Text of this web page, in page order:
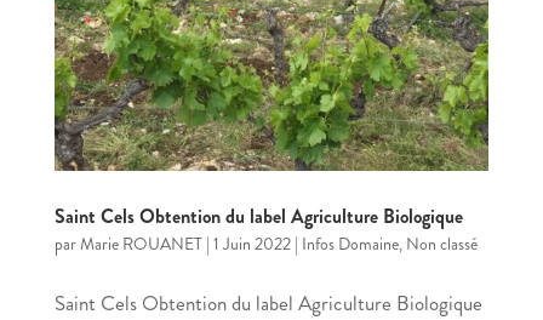
Saint Cels Obtention du label Agriculture Biologique
parMarie ROUANET| 1 Juin 2022| Infos Domaine, Non classé
Saint Cels Obtention du label Agriculture Biologique